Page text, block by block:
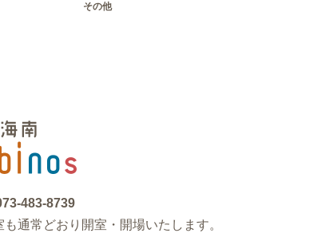
通常どおり開室・開場いたします。
その他
483-8739